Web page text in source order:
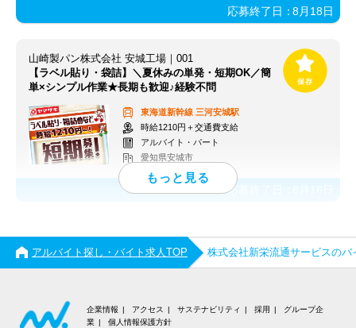
応募終了日：8月18日
山崎製パン株式会社 安城工場｜001
【ラベル貼り・袋詰】＼夏休みの単発・短期OK／簡
単×シンプル作業★長期も歓迎♪経験不問
東海道新幹線 三河安城駅
時給1210円＋交通費支給
アルバイト・パート
愛知県安城市
応募終了日：
アルバイト探し・バイト求人TOP 株式会社新栄流通サービスの
企業情報 アクセス サステナビリティ 採用
グループ企
業
個人情報保護方針